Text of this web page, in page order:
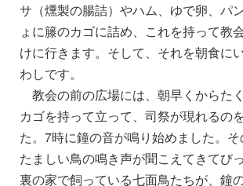
サ（燻製の腸詰）やハム、ゆで卵、パ
ょに籐のカゴに詰め、これを持って教
けに行きます。そして、それを朝食に
わしです。
教会の前の広場には、朝早くからた
カゴを持って立って、司祭が現れるの
た。7時に鐘の音が鳴り始めました。
たましい鳥の鳴き声が聞こえてきてび
裏の家で飼っている七面鳥たちが、鐘